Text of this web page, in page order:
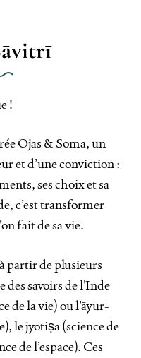
!
Ojas & Soma, un
et d’une conviction :
ses choix et sa
c’est transformer
fait de sa vie.
partir de plusieurs
des savoirs de l’Inde
de la vie) ou l’āyur-
le jyotiṣa (science de
de l’espace). Ces